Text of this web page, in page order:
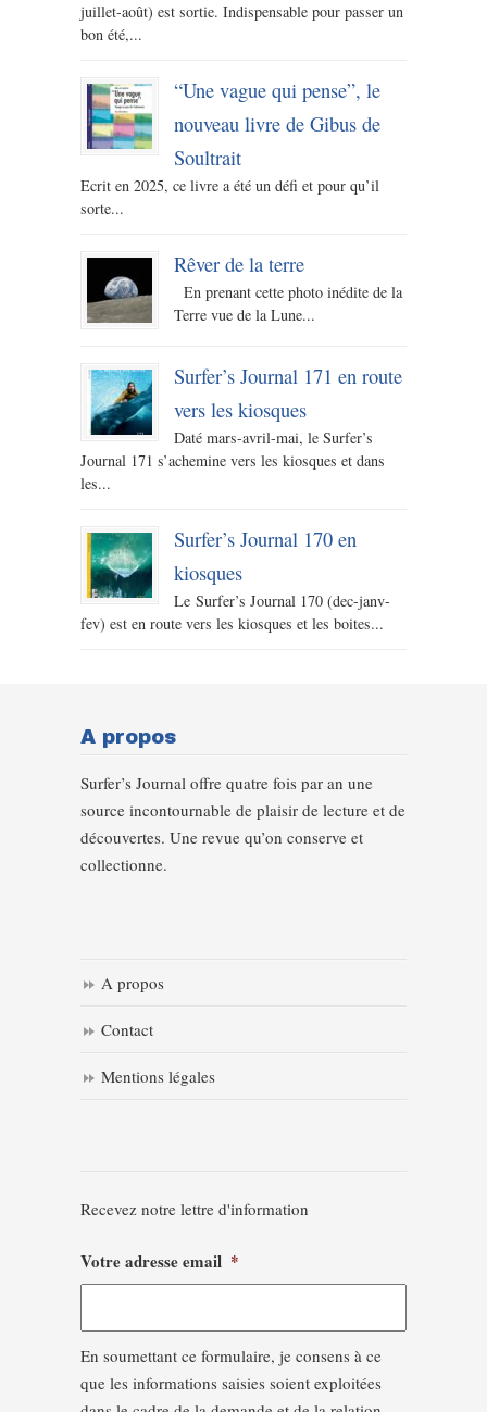
juillet-août) est sortie. Indispensable pour passer un
bon été,...
“Une vague qui pense”, le
nouveau livre de Gibus de
Soultrait
Ecrit en 2025, ce livre a été un défi et pour qu’il
sorte...
Rêver de la terre
En prenant cette photo inédite de la
Terre vue de la Lune...
Surfer’s Journal 171 en route
vers les kiosques
Daté mars-avril-mai, le Surfer’s
Journal 171 s’achemine vers les kiosques et dans
les...
Surfer’s Journal 170 en
kiosques
Le Surfer’s Journal 170 (dec-janv-
fev) est en route vers les kiosques et les boites...
A propos
Surfer’s Journal offre quatre fois par an une
source incontournable de plaisir de lecture et de
découvertes. Une revue qu’on conserve et
collectionne.
A propos
Contact
Mentions légales
Recevez notre lettre d'information
Votre adresse email *
En soumettant ce formulaire, je consens à ce
que les informations saisies soient exploitées